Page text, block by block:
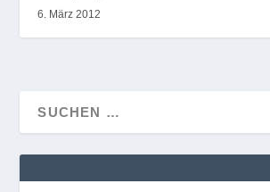
6. März 2012